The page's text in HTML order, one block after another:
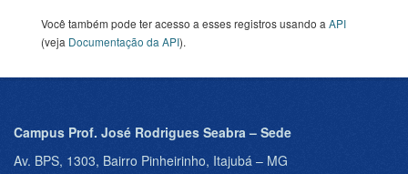
Você também pode ter acesso a esses registros usando a API
(veja Documentação da API).
Campus Prof. José Rodrigues Seabra – Sede
Av. BPS, 1303, Bairro Pinheirinho, Itajubá – MG